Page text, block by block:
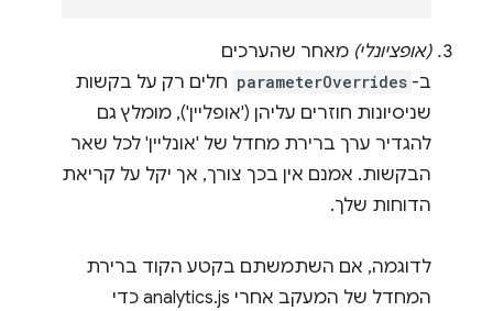
(אופציונלי) מאחר שהערכים
ב- parameterOverrides חלים רק על בקשות
שניסיונות חוזרים עליהן ('אופליין'), מומלץ גם
להגדיר ערך ברירת מחדל של 'אונליין' לכל שאר
הבקשות. אמנם אין בכך צורך, אך יקל על קריאת
הדוחות שלך.
לדוגמה, אם השתמשתם בקטע הקוד ברירת
המחדל של המעקב אחרי analytics.js כדי